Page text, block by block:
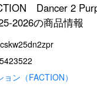
Dancer 2
2026の商品情報
ョン（FACTION）